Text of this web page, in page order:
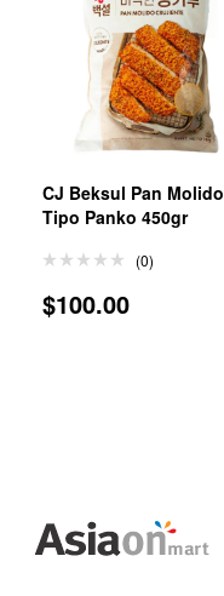
CJ Beksul Pan Molido
Tipo Panko 450gr
(0)
$100.00